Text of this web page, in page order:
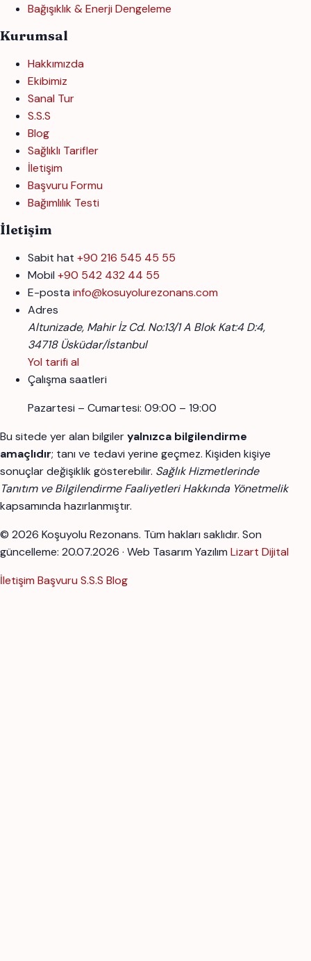
Bağışıklık & Enerji Dengeleme
Kurumsal
Hakkımızda
Ekibimiz
Sanal Tur
S.S.S
Blog
Sağlıklı Tarifler
İletişim
Başvuru Formu
Bağımlılık Testi
İletişim
Sabit hat +90 216 545 45 55
Mobil +90 542 432 44 55
E-posta info@kosuyolurezonans.com
Adres
Altunizade, Mahir İz Cd. No:13/1 A Blok Kat:4 D:4,
34718 Üsküdar/İstanbul
Yol tarifi al
Çalışma saatleri
Pazartesi – Cumartesi: 09:00 – 19:00
Bu sitede yer alan bilgileryalnızca bilgilendirme
amaçlıdır; tanı ve tedavi yerine geçmez. Kişiden kişiye
sonuçlar değişiklik gösterebilir. Sağlık Hizmetlerinde
Tanıtım ve Bilgilendirme Faaliyetleri Hakkında Yönetmelik
kapsamında hazırlanmıştır.
© 2026 Koşuyolu Rezonans. Tüm hakları saklıdır. Son
güncelleme: 20.07.2026 · Web Tasarım Yazılım Lizart Dijital
İletişim Başvuru S.S.S Blog